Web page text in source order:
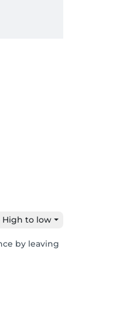
High to low
by leaving